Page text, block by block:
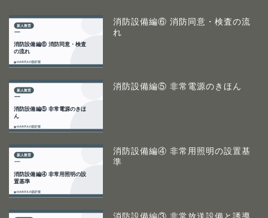
消防設備編⑥ 消防同意・検査の流
れ
消防設備編⑤ 非常電源のきほん
消防設備編④ 非常用照明の設置基
準